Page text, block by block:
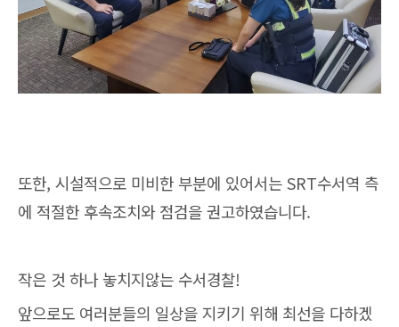
또한, 시설적으로 미비한 부분에 있어서는 SRT수서역 측
에 적절한 후속조치와 점검을 권고하였습니다.
작은 것 하나 놓치지않는 수서경찰!
앞으로도 여러분들의 일상을 지키기 위해 최선을 다하겠